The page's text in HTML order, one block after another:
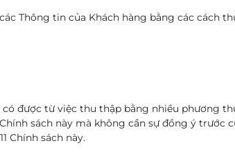
Thông tin của Khách hàng bằng các cách
có được từ việc thu thập bằng nhiều phương
sách này mà không cần sự đồng ý trước
Chính sách này.